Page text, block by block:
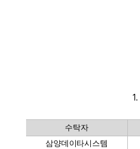
수탁자
삼양데이타시스템